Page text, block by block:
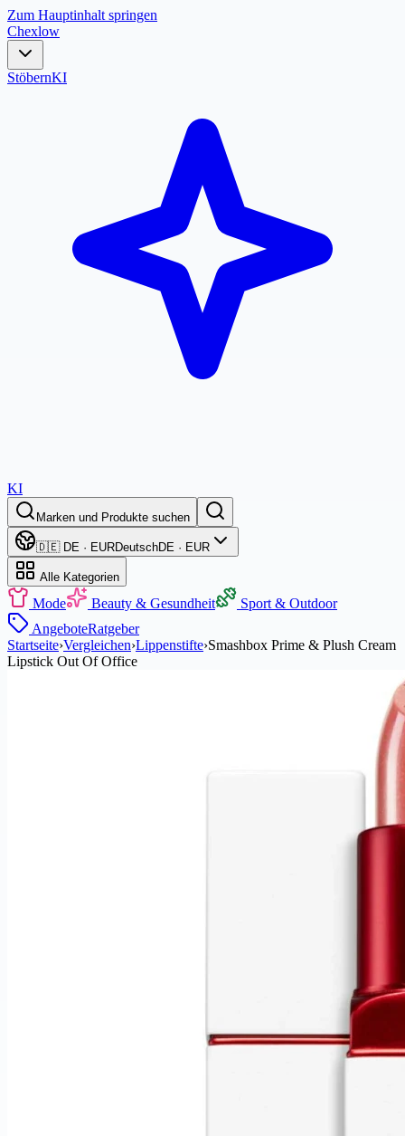
Zum Hauptinhalt springen
Chexlow
StöbernKI
KI
Marken und Produkte suchen
🇩🇪 DE · EURDeutschDE · EUR
Alle Kategorien
Mode Beauty & Gesundheit
Sport & Outdoor
AngeboteRatgeber
Startseite›Vergleichen›Lippenstifte›Smashbox Prime & Plush Cream
Lipstick Out Of Office